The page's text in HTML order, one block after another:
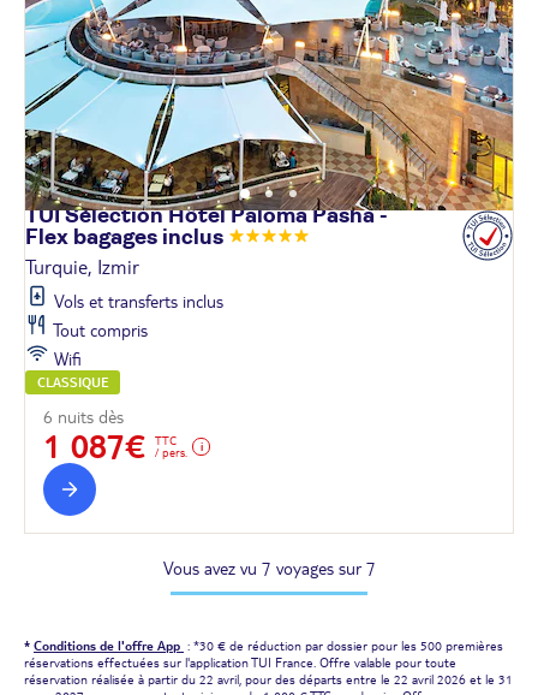
TUI Sélection Hôtel Paloma Pasha -
Flex bagages inclus
Turquie, Izmir
Vols et transferts inclus
Tout compris
Wifi
CLASSIQUE
6 nuits dès
1 087€
TTC
/ pers.
Vous avez vu 7 voyages sur 7
* Conditions de l'offre App : *30 € de réduction par dossier pour les 500 premières
réservations effectuées sur l'application TUI France. Offre valable pour toute
réservation réalisée à partir du 22 avril, pour des départs entre le 22 avril 2026 et le 31